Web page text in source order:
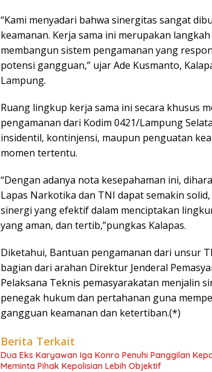
“Kami menyadari bahwa sinergitas sangat
keamanan. Kerja sama ini merupakan
membangun sistem pengamanan yang
potensi gangguan,” ujar Ade Kusmanto,
Lampung.
Ruang lingkup kerja sama ini secara khusus
pengamanan dari Kodim 0421/Lampung
insidentil, kontinjensi, maupun penguatan
momen tertentu.
“Dengan adanya nota kesepahaman ini,
Lapas Narkotika dan TNI dapat semakin
sinergi yang efektif dalam menciptakan
yang aman, dan tertib,”pungkas Kalapas.
Diketahui, Bantuan pengamanan dari unsur
bagian dari arahan Direktur Jenderal
Pelaksana Teknis pemasyarakatan menjalin
penegak hukum dan pertahanan guna
gangguan keamanan dan ketertiban.(*)
Berita Terkait
Dua Eks Karyawan Iga Konro Penuhi Panggilan
Meminta Pihak Kepolisian Lebih Objektif